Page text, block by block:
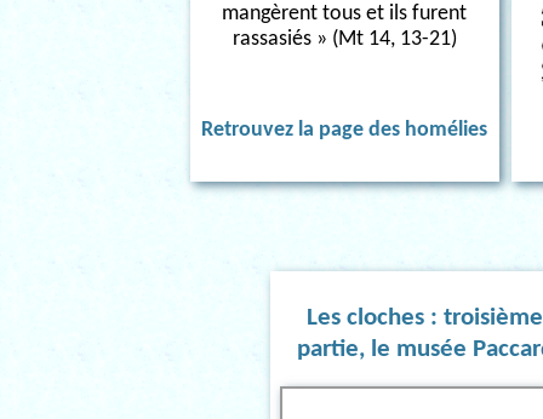
mangèrent tous et ils furent
rassasiés » (Mt 14, 13-21)
Retrouvez la page des homélies
Les cloches : troisième
partie, le musée